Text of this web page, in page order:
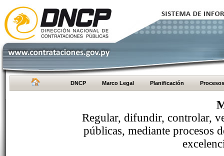
DNCP Marco Legal Planificación Procesos
Regular, difundir, controlar,
públicas, mediante procesos